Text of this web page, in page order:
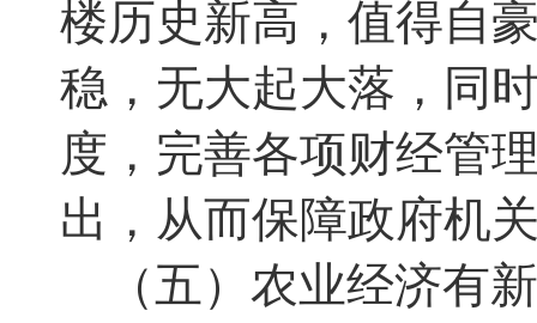
楼历史新高，值得自
稳，无大起大落 ， 同
度，完善各项财经管
出，从而保障政府机
（五）农业经济有